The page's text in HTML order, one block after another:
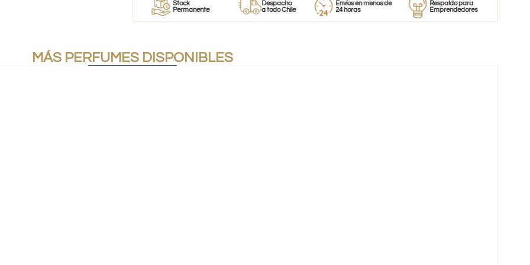
Stock
Permanente
Despacho
a todo Chile
Envíos en menos de
24 horas
Respaldo para
Emprendedores
MÁS PERFUMES DISPONIBLES